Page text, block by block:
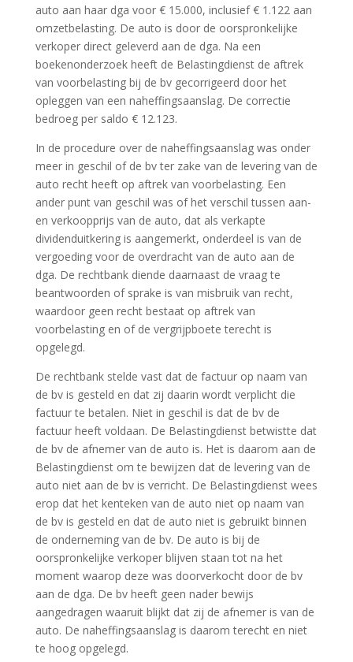
auto aan haar dga voor € 15.000, inclusief € 1.122 aan
omzetbelasting. De auto is door de oorspronkelijke
verkoper direct geleverd aan de dga. Na een
boekenonderzoek heeft de Belastingdienst de aftrek
van voorbelasting bij de bv gecorrigeerd door het
opleggen van een naheffingsaanslag. De correctie
bedroeg per saldo € 12.123.
In de procedure over de naheffingsaanslag was onder
meer in geschil of de bv ter zake van de levering van de
auto recht heeft op aftrek van voorbelasting. Een
ander punt van geschil was of het verschil tussen aan-
en verkoopprijs van de auto, dat als verkapte
dividenduitkering is aangemerkt, onderdeel is van de
vergoeding voor de overdracht van de auto aan de
dga. De rechtbank diende daarnaast de vraag te
beantwoorden of sprake is van misbruik van recht,
waardoor geen recht bestaat op aftrek van
voorbelasting en of de vergrijpboete terecht is
opgelegd.
De rechtbank stelde vast dat de factuur op naam van
de bv is gesteld en dat zij daarin wordt verplicht die
factuur te betalen. Niet in geschil is dat de bv de
factuur heeft voldaan. De Belastingdienst betwistte dat
de bv de afnemer van de auto is. Het is daarom aan de
Belastingdienst om te bewijzen dat de levering van de
auto niet aan de bv is verricht. De Belastingdienst wees
erop dat het kenteken van de auto niet op naam van
de bv is gesteld en dat de auto niet is gebruikt binnen
de onderneming van de bv. De auto is bij de
oorspronkelijke verkoper blijven staan tot na het
moment waarop deze was doorverkocht door de bv
aan de dga. De bv heeft geen nader bewijs
aangedragen waaruit blijkt dat zij de afnemer is van de
auto. De naheffingsaanslag is daarom terecht en niet
te hoog opgelegd.